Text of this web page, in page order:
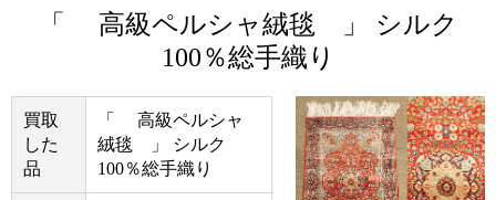
「 高級ペルシャ絨毯 」 シルク
100％総手織り
買取
した
品
「 高級ペルシャ
絨毯 」 シルク
100％総手織り